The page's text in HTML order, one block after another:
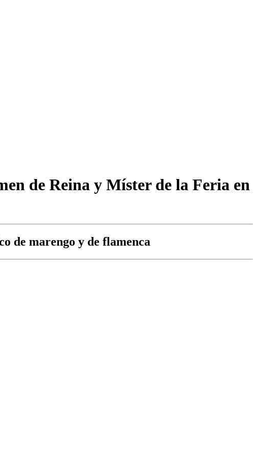
de Reina y Míster de la Feria en
de marengo y de flamenca